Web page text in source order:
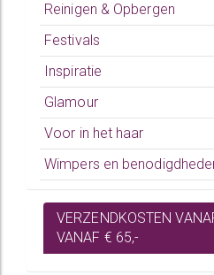
Reinigen & Opbergen
Festivals
Inspiratie
Glamour
Voor in het haar
Wimpers en
VERZENDKOSTEN
VANAF € 65,-